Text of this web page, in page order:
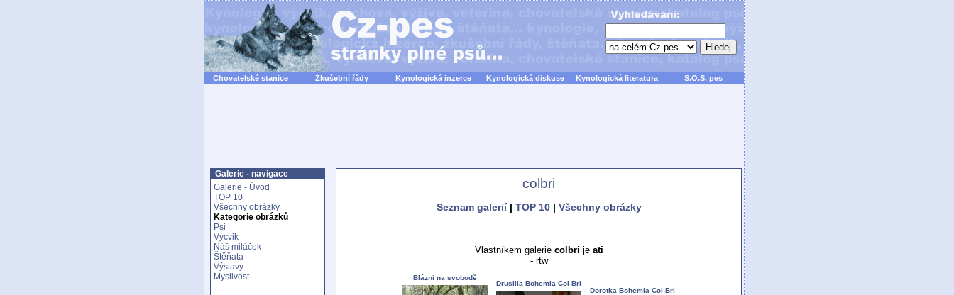
Chovatelské stanice Zkušební řády Kynologická inzerce Kynologická diskuse Kynologická literatura S.O.S. pes
Galerie - navigace
Galerie - Úvod
TOP 10
Všechny obrázky
Kategorie obrázků
Psi
Výcvik
Náš miláček
Štěňata
Výstavy
Myslivost
colbri
Seznam galerií| TOP 10| Všechny obrázky
Vlastníkem galerie colbri je ati
- rtw
Blázni na svobodě
Drusilla Bohemia Col-Bri
Dorotka Bohemia Col-Bri